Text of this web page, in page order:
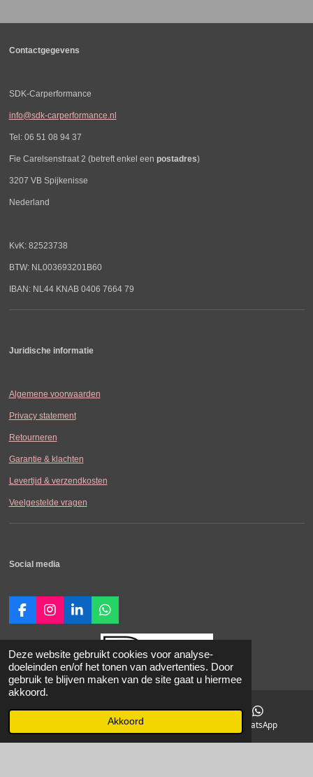
Deze website gebruikt cookies voor analyse-
doeleinden en/of het tonen van advertenties. Door
gebruik te blijven maken van de site gaat u hiermee
akkoord.
Akkoord
Contactgegevens
SDK-Carperformance
info@sdk-carperformance.nl
Tel: 06 51 08 94 37
Fie Carelsenstraat 2 (betreft enkel een postadres)
3207 VB Spijkenisse
Nederland
KvK: 82523738
BTW: NL003693201B60
IBAN: NL44 KNAB 0406 7664 79
Juridische informatie
Algemene voorwaarden
Privacy statement
Retourneren
Garantie & klachten
Levertijd & verzendkosten
Veelgestelde vragen
Social media
F
a
c
e
b
o
o
I
n
s
t
a
g
L
i
n
k
e
d
W
h
a
t
s
A
© 2021-2026 SDK-Carperformance.
Alle vermelde prijzen zijn in Euro incl.
BTW. Prijswijzigingen voorbehouden. Onze Algemene Leveringsvoorwaarden zijn van
Instagram WhatsApp